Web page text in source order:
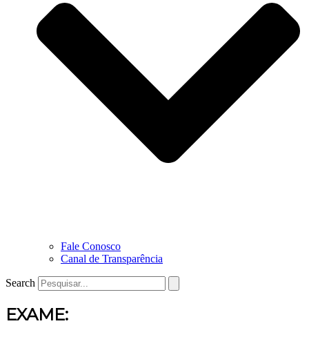
Fale Conosco
Canal de Transparência
Search
EXAME: